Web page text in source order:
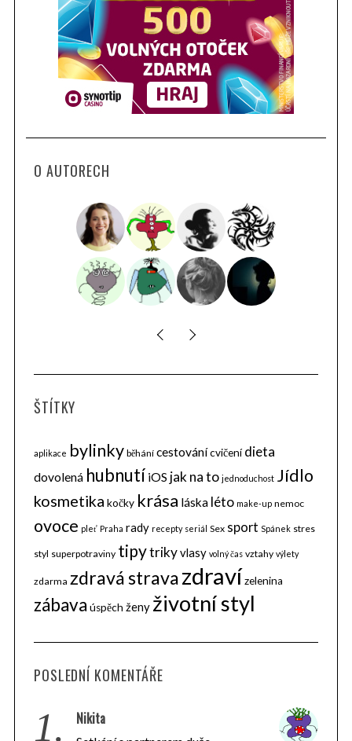
O AUTORECH
ŠTÍTKY
aplikace bylinky běhání cestovánícvičení dieta
dovolená hubnutí iOS jak na to jednoduchost Jídlo
kosmetika kočky krása láska léto make-up nemoc
ovoce pleť Praha rady recepty seriál Sex sport Spánek stres
styl superpotraviny tipytrikyvlasy volný čas vztahy výlety
zdarma zdravá stravazdravízelenina
zábava úspěch ženy životní styl
POSLEDNÍ KOMENTÁŘE
1. Nikita